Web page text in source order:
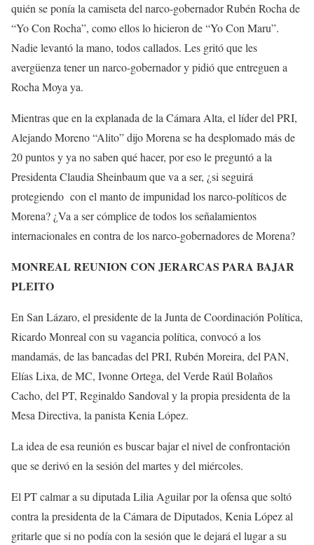
quién se ponía la camiseta del narco-gobernador Rubén Rocha de
“Yo Con Rocha”, como ellos lo hicieron de “Yo Con Maru”.
Nadie levantó la mano, todos callados. Les gritó que les
avergüenza tener un narco-gobernador y pidió que entreguen a
Rocha Moya ya.
Mientras que en la explanada de la Cámara Alta, el líder del PRI,
Alejando Moreno “Alito” dijo Morena se ha desplomado más de
20 puntos y ya no saben qué hacer, por eso le preguntó a la
Presidenta Claudia Sheinbaum que va a ser, ¿si seguirá
protegiendo con el manto de impunidad los narco-políticos de
Morena? ¿Va a ser cómplice de todos los señalamientos
internacionales en contra de los narco-gobernadores de Morena?
MONREAL REUNION CON JERARCAS PARA BAJAR
PLEITO
En San Lázaro, el presidente de la Junta de Coordinación Política,
Ricardo Monreal con su vagancia política, convocó a los
mandamás, de las bancadas del PRI, Rubén Moreira, del PAN,
Elías Lixa, de MC, Ivonne Ortega, del Verde Raúl Bolaños
Cacho, del PT, Reginaldo Sandoval y la propia presidenta de la
Mesa Directiva, la panista Kenia López.
La idea de esa reunión es buscar bajar el nivel de confrontación
que se derivó en la sesión del martes y del miércoles.
El PT calmar a su diputada Lilia Aguilar por la ofensa que soltó
contra la presidenta de la Cámara de Diputados, Kenia López al
gritarle que si no podía con la sesión que le dejará el lugar a su